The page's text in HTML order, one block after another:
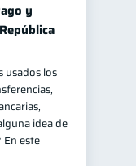
y
usados los
idea de
este